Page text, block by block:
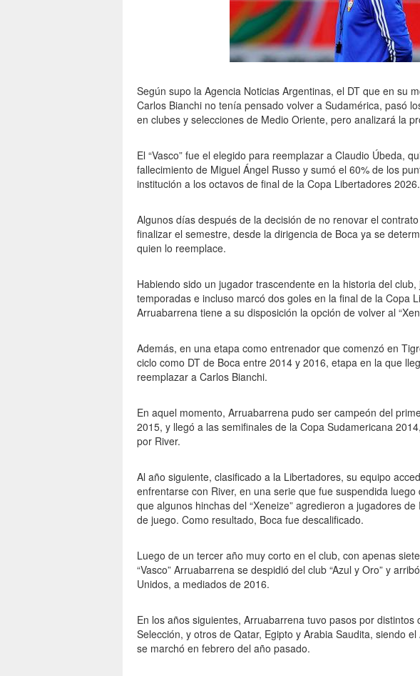
Según supo la Agencia Noticias Argentinas, el DT que en su
Carlos Bianchi no tenía pensado volver a Sudamérica, pasó
en clubes y selecciones de Medio Oriente, pero analizará la
El “Vasco” fue el elegido para reemplazar a Claudio Úbeda,
fallecimiento de Miguel Ángel Russo y sumó el 60% de los
institución a los octavos de final de la Copa Libertadores 2026.
Algunos días después de la decisión de no renovar el
finalizar el semestre, desde la dirigencia de Boca ya se
quien lo reemplace.
Habiendo sido un jugador trascendente en la historia del
temporadas e incluso marcó dos goles en la final de la Copa
Arruabarrena tiene a su disposición la opción de volver al
Además, en una etapa como entrenador que comenzó en
ciclo como DT de Boca entre 2014 y 2016, etapa en la que
reemplazar a Carlos Bianchi.
En aquel momento, Arruabarrena pudo ser campeón del
2015, y llegó a las semifinales de la Copa Sudamericana
por River.
Al año siguiente, clasificado a la Libertadores, su equipo
enfrentarse con River, en una serie que fue suspendida
que algunos hinchas del “Xeneize” agredieron a jugadores
de juego. Como resultado, Boca fue descalificado.
Luego de un tercer año muy corto en el club, con apenas
“Vasco” Arruabarrena se despidió del club “Azul y Oro” y
Unidos, a mediados de 2016.
En los años siguientes, Arruabarrena tuvo pasos por
Selección, y otros de Qatar, Egipto y Arabia Saudita, siendo
se marchó en febrero del año pasado.